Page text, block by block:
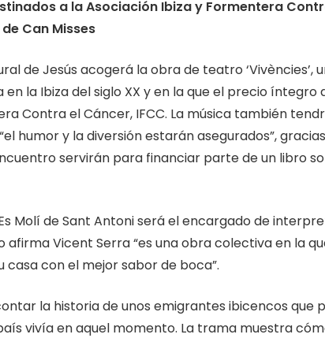
a la Asociación Ibiza y Formentera
Can Misses
de Jesús acogerá la obra de teatro
la Ibiza del siglo XX y en la que el precio íntegro
Contra el Cáncer, IFCC. La música también
humor y la diversión estarán asegurados”,
servirán para financiar parte de un libro
Molí de Sant Antoni será el encargado de
Vicent Serra “es una obra colectiva en la
con el mejor sabor de boca”.
la historia de unos emigrantes ibicencos que
vivía en aquel momento. La trama muestra